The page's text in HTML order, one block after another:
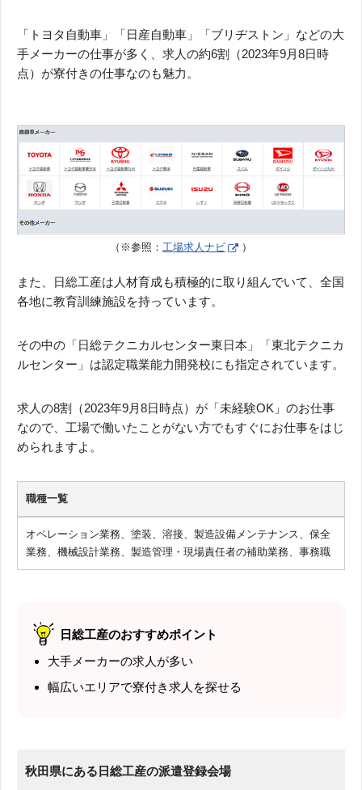
「トヨタ自動車」「日産自動車」「ブリヂストン」などの大
手メーカーの仕事が多く、求人の約6割（2023年9月8日時
点）が寮付きの仕事なのも魅力。
（※参照： 工場求人ナビ ）
また、日総工産は人材育成も積極的に取り組んでいて、全国
各地に教育訓練施設を持っています。
その中の「日総テクニカルセンター東日本」「東北テクニカ
ルセンター」は認定職業能力開発校にも指定されています。
求人の8割（2023年9月8日時点）が「未経験OK」のお仕事
なので、工場で働いたことがない方でもすぐにお仕事をはじ
められますよ。
職種一覧
オペレーション業務、塗装、溶接、製造設備メンテナンス、保全
業務、機械設計業務、製造管理・現場責任者の補助業務、事務職
日総工産のおすすめポイント
大手メーカーの求人が多い
幅広いエリアで寮付き求人を探せる
秋田県にある日総工産の派遣登録会場